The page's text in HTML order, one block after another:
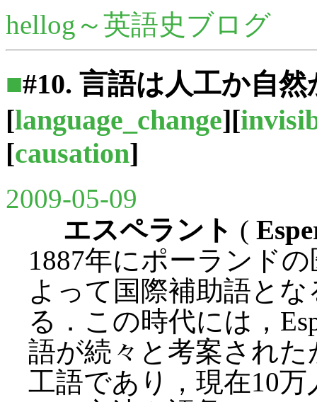
hellog～英語史ブログ
■#10. 言語は人工か自然
[language_change][
[causation]
2009-05-09
エスペラント (
1887年にポーランド
よって国際補助語と
る．この時代には，
語が続々と考案され
工語であり，現在10